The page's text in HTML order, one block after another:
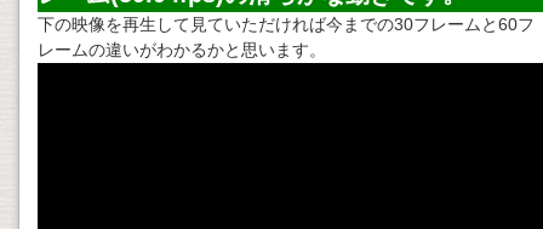
下の映像を再生して見ていただければ今までの30フレームと60フ
レームの違いがわかるかと思います。